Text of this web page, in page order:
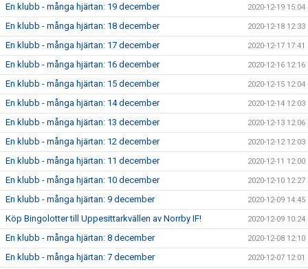
En klubb - många hjärtan: 19 december 2020-12-19 15:04
En klubb - många hjärtan: 18 december 2020-12-18 12:33
En klubb - många hjärtan: 17 december 2020-12-17 17:41
En klubb - många hjärtan: 16 december 2020-12-16 12:16
En klubb - många hjärtan: 15 december 2020-12-15 12:04
En klubb - många hjärtan: 14 december 2020-12-14 12:03
En klubb - många hjärtan: 13 december 2020-12-13 12:06
En klubb - många hjärtan: 12 december 2020-12-12 12:03
En klubb - många hjärtan: 11 december 2020-12-11 12:00
En klubb - många hjärtan: 10 december 2020-12-10 12:27
En klubb - många hjärtan: 9 december 2020-12-09 14:45
Köp Bingolotter till Uppesittarkvällen av Norrby IF! 2020-12-09 10:24
En klubb - många hjärtan: 8 december 2020-12-08 12:10
En klubb - många hjärtan: 7 december 2020-12-07 12:01